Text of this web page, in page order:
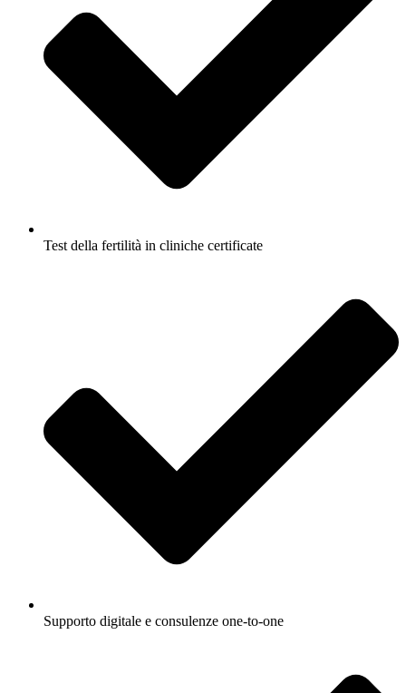
Test della fertilità in cliniche certificate
Supporto digitale e consulenze one-to-one